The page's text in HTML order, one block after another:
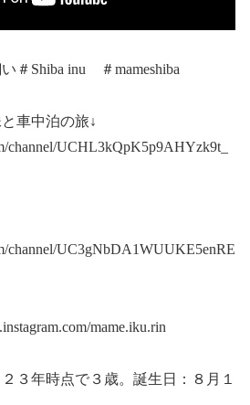
＃Shiba inu ＃mameshiba
車中泊の旅↓
channel/UCHL3kQpK5p9AHYzk9t_
channel/UC3gNbDA1WUUKE5enRE
mame.iku.rin
３年時点で３歳。誕生日：８月１